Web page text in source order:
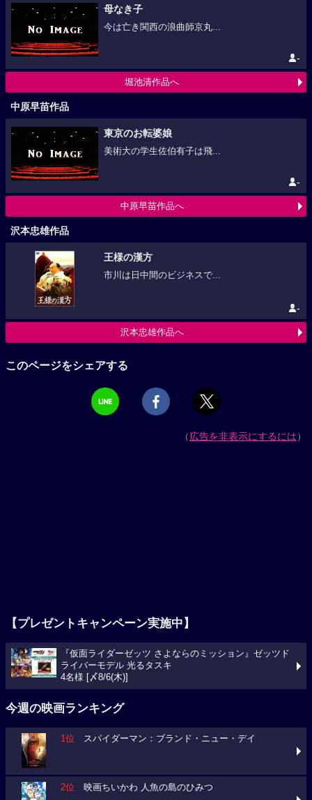
母なき子
今は亡き関西の浪曲師京丸...
-
堀池清作品へ
中原早苗作品
東京のお転婆娘
美術大の学生佐伯有子は飛...
-
中原早苗作品へ
沢本忠雄作品
王様の漢方
市川は日中間のビジネスで...
-
沢本忠雄作品へ
このページをシェアする
（広告を非表示にするには）
【プレゼントキャンペーン実施中】
『仮面ライダーゼッツ さよならのミッション』ゼッツド
ライバーモデル 光るタスキ
4名様 [〆8/6(木)]
今週の映画ランキング
1位 スパイダーマン：ブランド・ニュー・デイ
2位 映画ちいかわ 人魚の島のひみつ